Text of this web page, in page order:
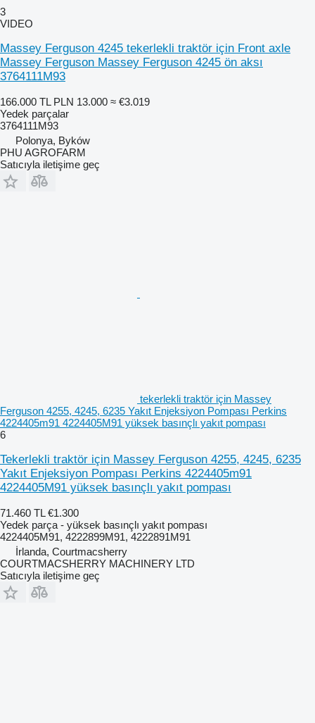
3
VIDEO
Massey Ferguson 4245 tekerlekli traktör için Front axle
Massey Ferguson Massey Ferguson 4245 ön aksı
3764111M93
166.000 TL PLN 13.000 ≈ €3.019
Yedek parçalar
3764111M93
Polonya, Byków
PHU AGROFARM
Satıcıyla iletişime geç
tekerlekli traktör için Massey
Ferguson 4255, 4245, 6235 Yakıt Enjeksiyon Pompası Perkins
4224405m91 4224405M91 yüksek basınçlı yakıt pompası
6
Tekerlekli traktör için Massey Ferguson 4255, 4245, 6235
Yakıt Enjeksiyon Pompası Perkins 4224405m91
4224405M91 yüksek basınçlı yakıt pompası
71.460 TL €1.300
Yedek parça - yüksek basınçlı yakıt pompası
4224405M91, 4222899M91, 4222891M91
İrlanda, Courtmacsherry
COURTMACSHERRY MACHINERY LTD
Satıcıyla iletişime geç